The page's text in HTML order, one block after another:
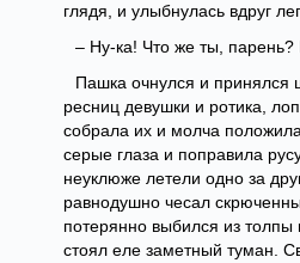
глядя, и улыбнулась вдруг
– Ну-ка! Что же ты,
Пашка очнулся и принялся
ресниц девушки и ротика,
собрала их и молча
серые глаза и поправила
неуклюже летели одно за
равнодушно чесал
потерянно выбился из
стоял еле заметный туман.